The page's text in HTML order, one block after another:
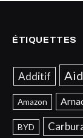
ÉTIQUETTES
Additif
Amazon
BYD